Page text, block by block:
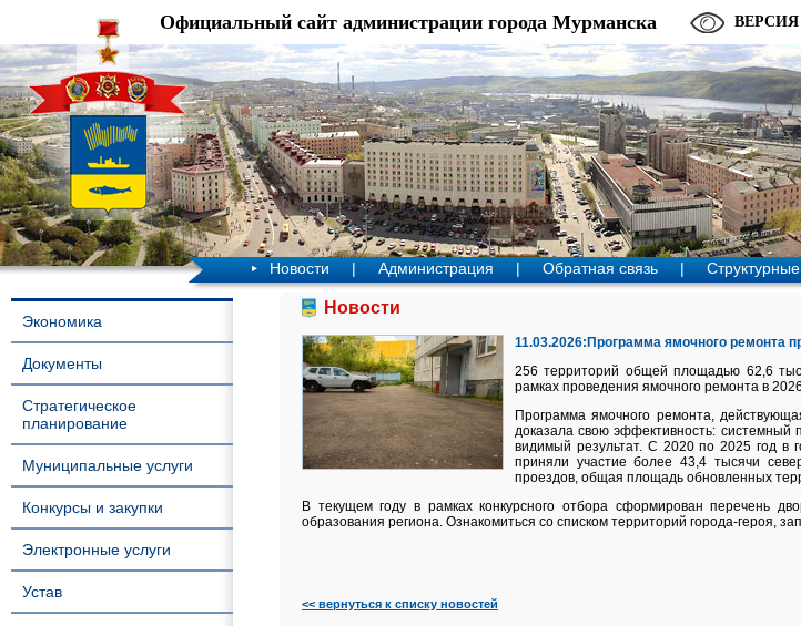
Официальный сайт администрации города Мурманска
Новости | Администрация | Обратная связь |
Экономика
Документы
Стратегическое
планирование
Муниципальные услуги
Конкурсы и закупки
Электронные услуги
Устав
Новости
11.03.2026:Программа ямочного ремонта
256 территорий общей площадью 62,6
рамках проведения ямочного ремонта в
Программа ямочного ремонта,
доказала свою эффективность: системный
видимый результат. С 2020 по 2025 год в
приняли участие более 43,4 тысячи
проездов, общая площадь обновленных
В текущем году в рамках конкурсного отбора сформирован перечень
образования региона. Ознакомиться со списком территорий города-героя,
<< вернуться к списку новостей